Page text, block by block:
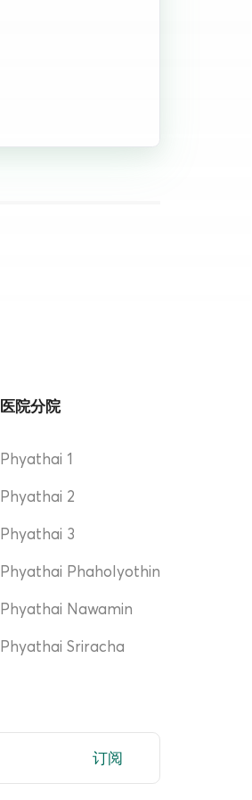
医院分院
Phyathai 1
Phyathai 2
Phyathai 3
Phyathai Phaholyothin
Phyathai Nawamin
Phyathai Sriracha
订阅